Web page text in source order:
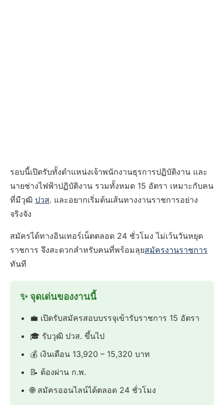
รอบนี้เปิดรับทั้งตำแหน่งเจ้าพนักงานธุรการปฏิบัติงาน และ
นายช่างไฟฟ้าปฏิบัติงาน รวมทั้งหมด 15 อัตรา เหมาะกับคน
ที่มีวุฒิ ปวส. และอยากเริ่มต้นเส้นทางงานราชการอย่าง
จริงจัง
สมัครได้ทางอินเทอร์เน็ตตลอด 24 ชั่วโมง ไม่เว้นวันหยุด
ราชการ จึงสะดวกสำหรับคนที่พร้อมลุยสมัครงานราชการ
ทันที
✨ จุดเด่นของงานนี้
💼 เปิดรับสมัครสอบบรรจุเข้ารับราชการ 15 อัตรา
🎓 รับวุฒิ ปวส. ขึ้นไป
💰 เงินเดือน 13,920 – 15,320 บาท
📝 ต้องผ่าน ก.พ.
🌐 สมัครออนไลน์ได้ตลอด 24 ชั่วโมง